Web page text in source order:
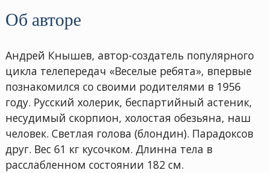
Об авторе
Андрей Кнышев, автор-создатель популярного
цикла телепередач «Веселые ребята», впервые
познакомился со своими родителями в 1956
году. Русский холерик, беспартийный астеник,
несудимый скорпион, холостая обезьяна, наш
человек. Светлая голова (блондин). Парадоксов
друг. Вес 61 кг кусочком. Длинна тела в
расслабленном состоянии 182 см.